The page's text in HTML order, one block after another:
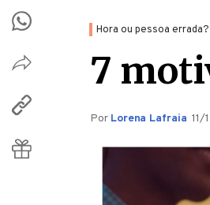
Hora ou pessoa errada?
7
Por Lorena Lafraia 11/